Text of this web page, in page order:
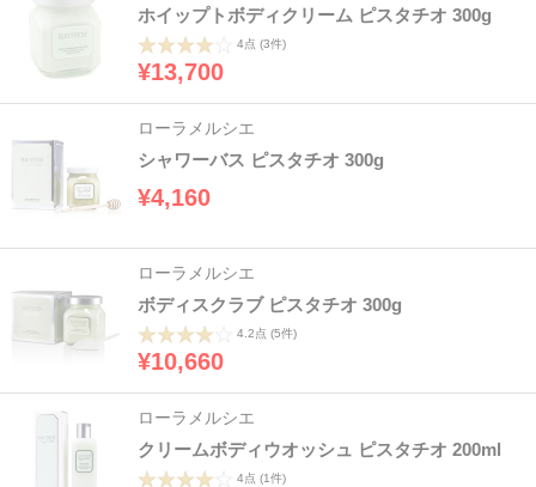
ホイップトボディクリーム ピスタチオ 300g
4点 (3件)
¥13,700
ローラメルシエ
シャワーバス ピスタチオ 300g
¥4,160
ローラメルシエ
ボディスクラブ ピスタチオ 300g
4.2点 (5件)
¥10,660
ローラメルシエ
クリームボディウオッシュ ピスタチオ 200ml
4点 (1件)